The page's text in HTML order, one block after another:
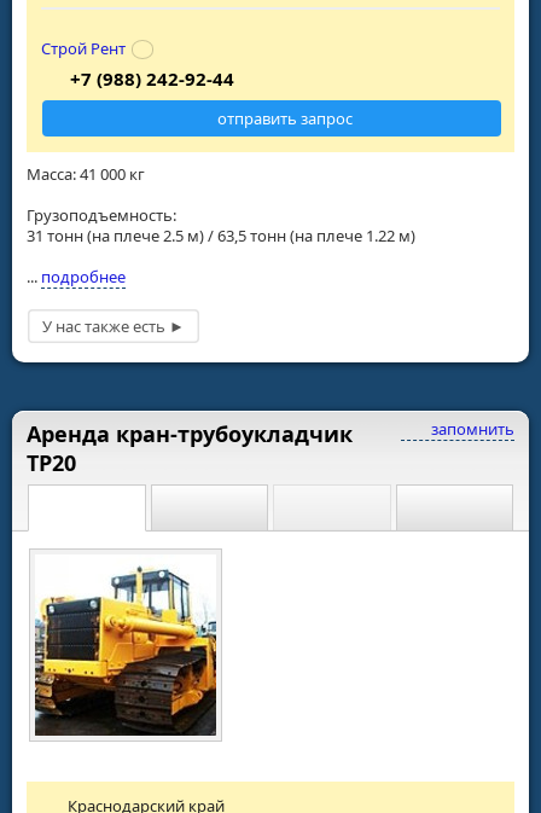
Масса: 41 000 кг
Грузоподъемность:
31 тонн (на плече 2.5 м) / 63,5 тонн (на плече 1.22 м)
... подробнее
Строй Рент
+7 (988) 242-92-44
отправить запрос
запомнить
Аренда кран-трубоукладчик
ТР20
Краснодарский край